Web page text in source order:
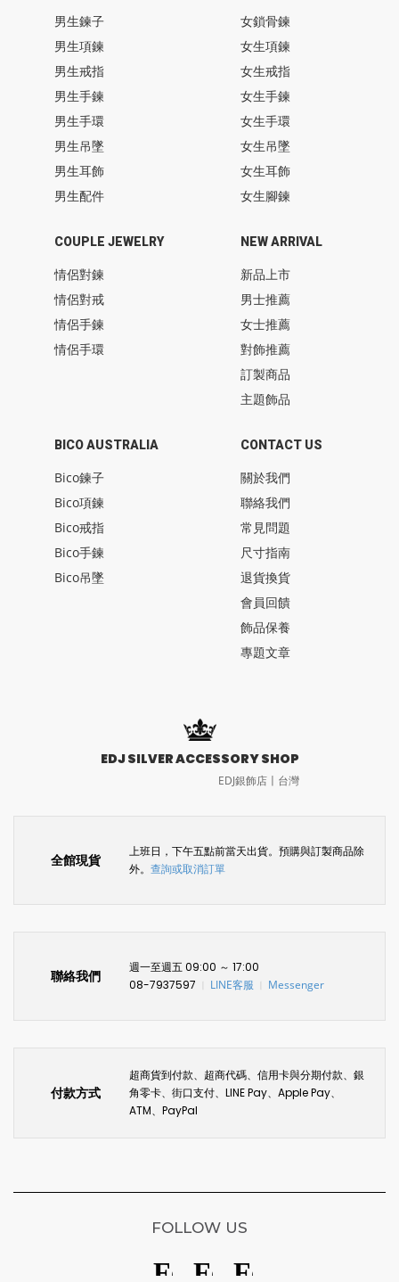
男生鍊子
男生項鍊
男生戒指
男生手鍊
男生手環
男生吊墜
男生耳飾
男生配件
女鎖骨鍊
女生項鍊
女生戒指
女生手鍊
女生手環
女生吊墜
女生耳飾
女生腳鍊
COUPLE JEWELRY
情侶對鍊
情侶對戒
情侶手鍊
情侶手環
BICO AUSTRALIA
Bico鍊子
Bico項鍊
Bico戒指
Bico手鍊
Bico吊墜
NEW ARRIVAL
新品上市
男士推薦
女士推薦
對飾推薦
訂製商品
主題飾品
CONTACT US
關於我們
聯絡我們
常見問題
尺寸指南
退貨換貨
會員回饋
飾品保養
專題文章
EDJ SILVER ACCESSORY SHOP
EDJ銀飾店〡台灣
全館現貨
上班日，下午五點前當天出貨。預購與訂製商品除
外。 查詢或取消訂單
聯絡我們
週一至週五 09:00 ～ 17:00
08-7937597
LINE客服 Messenger
付款方式
超商貨到付款、超商代碼、信用卡與分期付款、銀
角零卡、街口支付、LINE Pay、Apple Pay、
ATM、PayPal
FOLLOW US